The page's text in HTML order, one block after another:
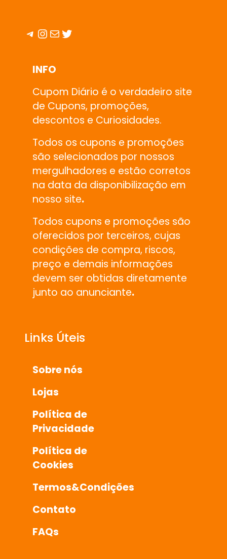
Telegram
Instagram
E-mailTwitter
INFO
Cupom Diário é o verdadeiro site
de Cupons, promoções,
descontos e Curiosidades.
Todos os cupons e promoções
são selecionados por nossos
mergulhadores e estão corretos
na data da disponibilização em
nosso site.
Todos cupons e promoções são
oferecidos por terceiros, cujas
condições de compra, riscos,
preço e demais informações
devem ser obtidas diretamente
junto ao anunciante.
Links Úteis
Sobre nós
Lojas
Política de
Privacidade
Política de
Cookies
Termos&Condições
Contato
FAQs